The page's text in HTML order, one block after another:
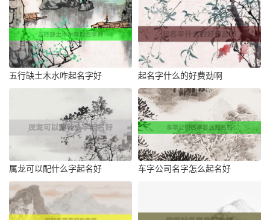
五行缺土木水咋起名字好 起名字什么的好费劲啊
属龙可以配什么字起名好 车字公司名字怎么起名好